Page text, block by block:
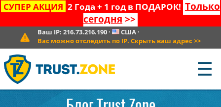
СУПЕР АКЦИЯ 2 Года + 1 год в ПОДАРОК! Только
сегодня >>
Ваш IP: 216.73.216.190· США·
Вас можно отследить по IP. Скрыть ваш адрес >>
☰